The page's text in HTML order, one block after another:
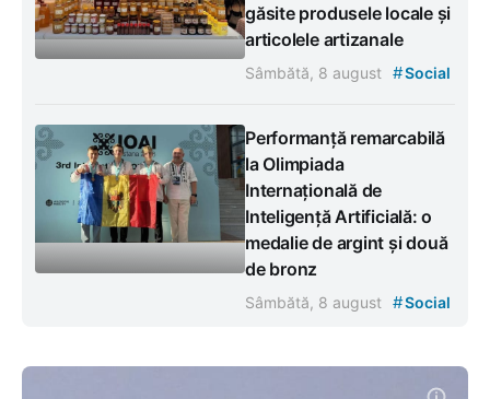
găsite produsele locale și
articolele artizanale
Sâmbătă, 8 august #Social
Performanță remarcabilă
la Olimpiada
Internațională de
Inteligență Artificială: o
medalie de argint și două
de bronz
Sâmbătă, 8 august #Social